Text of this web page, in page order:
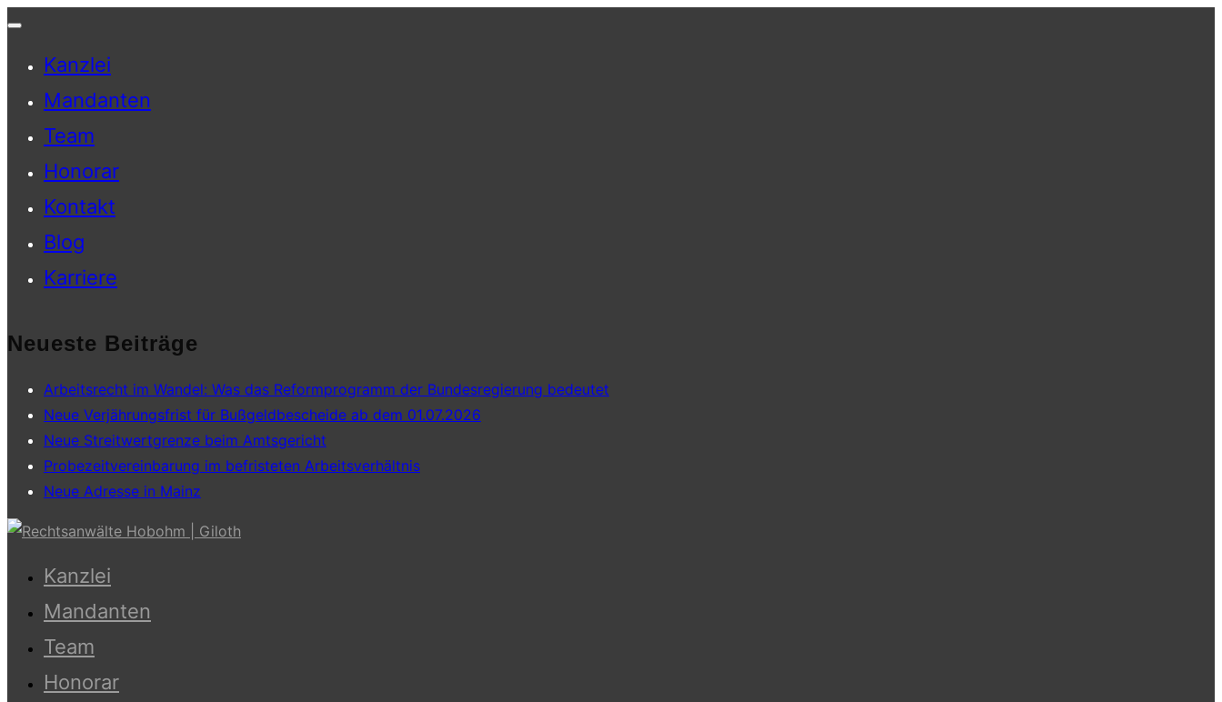
umschalten
Kanzlei
Mandanten
Team
Honorar
Kontakt
Blog
Karriere
Neueste Beiträge
Arbeitsrecht im Wandel: Was das Reformprogramm der Bundesregierung bedeutet
Neue Verjährungsfrist für Bußgeldbescheide ab dem 01.07.2026
Neue Streitwertgrenze beim Amtsgericht
Probezeitvereinbarung im befristeten Arbeitsverhältnis
Neue Adresse in Mainz
Zum
springenKanzlei
Mandanten
Team
Honorar